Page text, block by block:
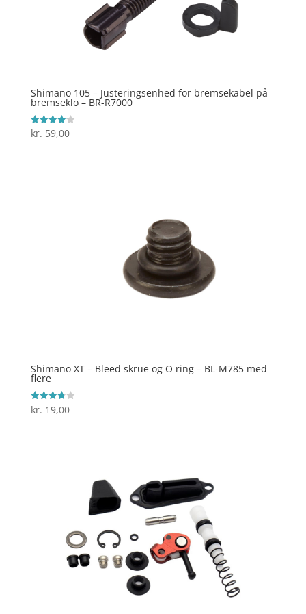
Shimano 105 – Justeringsenhed for bremsekabel på
bremseklo – BR-R7000
Vurderet
4.1
kr. 59,00
Shimano XT – Bleed skrue og O ring – BL-M785 med
flere
Vurderet
3.8
kr. 19,00